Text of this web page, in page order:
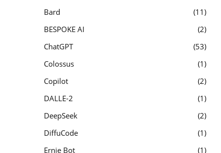
Bard
11
BESPOKE AI
2
ChatGPT
53
Colossus
1
Copilot
2
DALLE-2
1
DeepSeek
2
DiffuCode
1
Ernie Bot
1